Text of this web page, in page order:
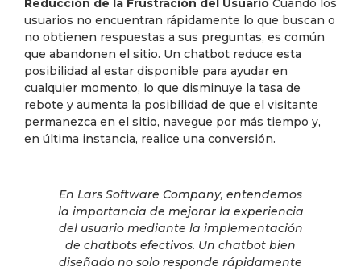
Reducción de la Frustración del Usuario Cuando los
usuarios no encuentran rápidamente lo que buscan o
no obtienen respuestas a sus preguntas, es común
que abandonen el sitio. Un chatbot reduce esta
posibilidad al estar disponible para ayudar en
cualquier momento, lo que disminuye la tasa de
rebote y aumenta la posibilidad de que el visitante
permanezca en el sitio, navegue por más tiempo y,
en última instancia, realice una conversión.
En Lars Software Company, entendemos
la importancia de mejorar la experiencia
del usuario mediante la implementación
de chatbots efectivos. Un chatbot bien
diseñado no solo responde rápidamente